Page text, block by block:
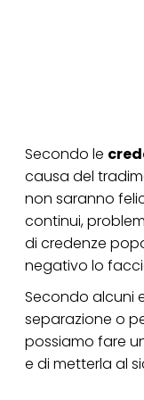
Secondo le
causa del
non saranno
continui,
di credenze
negativo lo
Secondo alcuni
separazione o
possiamo fare
e di metterla al